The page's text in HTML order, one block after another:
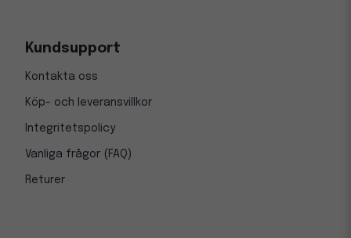
Kundsupport
Kontakta oss
Köp- och leveransvillkor
Integritetspolicy
Vanliga frågor (FAQ)
Returer